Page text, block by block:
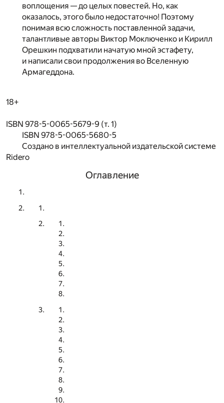
воплощения — до целых повестей. Но, как
оказалось, этого было недостаточно! Поэтому
понимая всю сложность поставленной задачи,
талантливые авторы Виктор Моключенко и Кирилл
Орешкин подхватили начатую мной эстафету,
и написали свои продолжения во Вселенную
Армагеддона.
18+
ISBN 978-5-0065-5679-9 (т. 1)
ISBN 978-5-0065-5680-5
Создано в интеллектуальной издательской системе
Ridero
Оглавление